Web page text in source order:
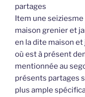
partages
Item une
maison grenier et
en la dite maison et
où est à présent
mentionnée au
présents partages
plus ample